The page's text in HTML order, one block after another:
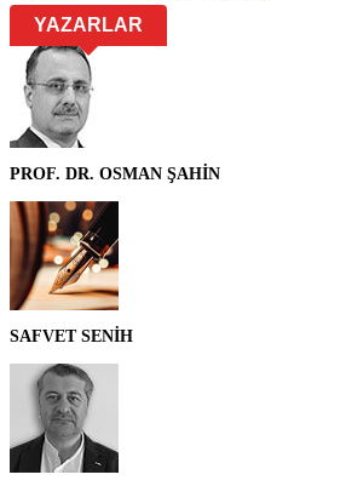
YAZARLAR
PROF. DR. OSMAN ŞAHİN
SAFVET SENİH